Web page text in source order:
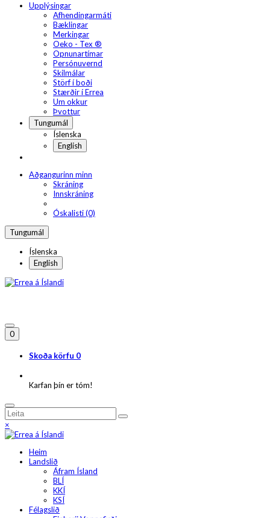
Upplýsingar
Afhendingarmáti
Bæklingar
Merkingar
Oeko - Tex ®
Opnunartímar
Persónuvernd
Skilmálar
Störf í boði
Stærðir í Errea
Um okkur
Þvottur
Tungumál
Íslenska
English
Aðgangurinn minn
Skráning
Innskráning
Óskalisti (0)
Tungumál
Íslenska
English
0
Skoða körfu 0
Karfan þín er tóm!
×
Heim
Landslið
Áfram Ísland
BLÍ
KKÍ
KSÍ
Félagslið